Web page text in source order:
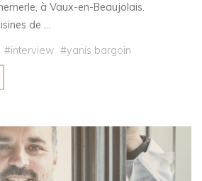
à Vaux-en-Beaujolais.
de …
#interview #yanis bargoin